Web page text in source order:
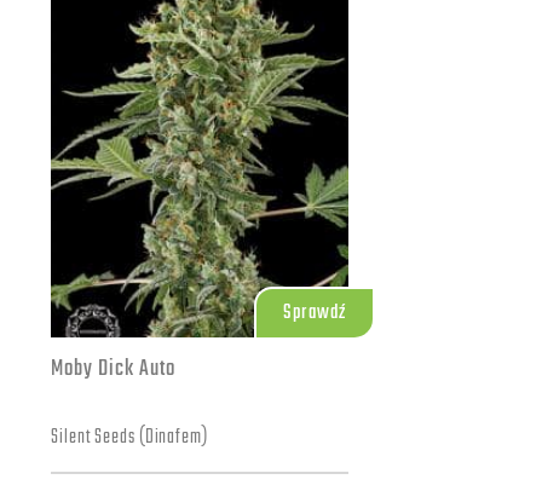
Sprawdź
Moby Dick Auto
Silent Seeds (Dinafem)